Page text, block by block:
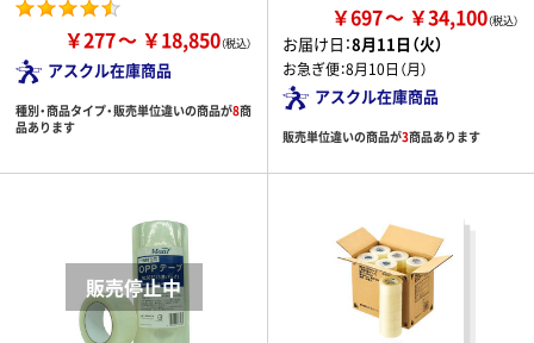
￥277 ￥18,850
アスクル在庫商品
種別・商品タイプ・販売単位違いの商品が8商
品あります
￥697 ￥34,100
お届け日：8月11日（火）
お急ぎ便：8月10日（月）
アスクル在庫商品
販売単位違いの商品が3商品あります